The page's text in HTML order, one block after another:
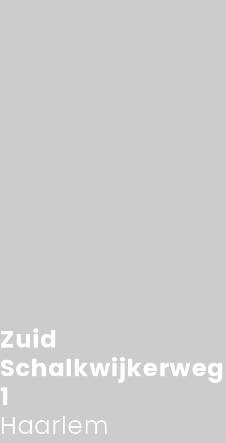
Zuid
Schalkwijkerweg
1
Haarlem